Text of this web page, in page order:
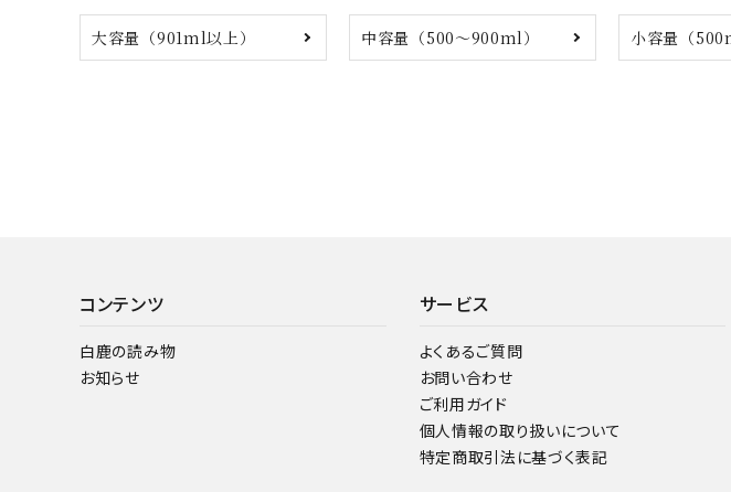
大容量（901ml以上） 中容量（500～900ml） 小容量（
コンテンツ
白鹿の読み物
お知らせ
サービス
よくあるご質問
お問い合わせ
ご利用ガイド
個人情報の取り扱いについて
特定商取引法に基づく表記